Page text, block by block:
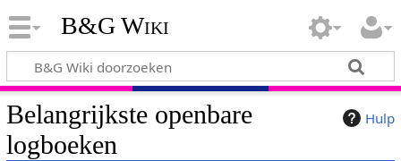
B&G Wiki
Hulp
Belangrijkste openbare
logboeken